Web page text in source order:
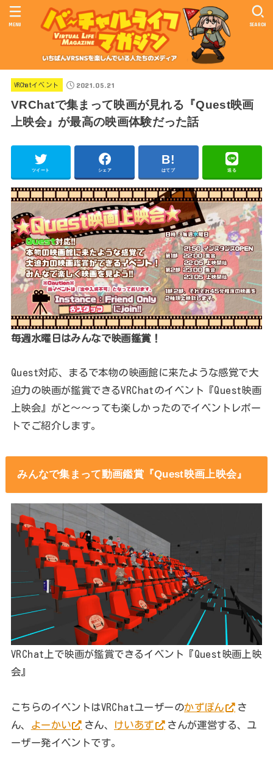
SEARCH
MENU
VRChatイベント 2021.05.21
VRChatで集まって映画が見れる『Quest映画
上映会』が最高の映画体験だった話
ツイート シェア はてブ 送る
毎週水曜日はみんなで映画鑑賞！
Quest対応、まるで本物の映画館に来たような感覚で大
迫力の映画が鑑賞できるVRChatのイベント『Quest映画
上映会』がと～～っても楽しかったのでイベントレポー
トでご紹介します。
みんなで集まって動画鑑賞『Quest映画上映会』
VRChat上で映画が鑑賞できるイベント『Quest映画上映
会』
こちらのイベントはVRChatユーザーのかずぽん
さ
ん、 よーかい さん、 けいあず
さんが運営する、ユ
ーザー発イベントです。